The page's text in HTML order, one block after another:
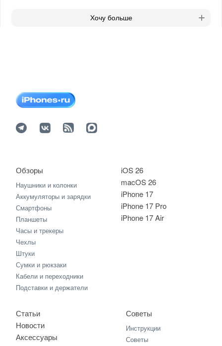
Хочу больше
iOS 26
macOS 26
iPhone 17
iPhone 17 Pro
iPhone 17 Air
Обзоры
Наушники и колонки
Аккумуляторы и зарядки
Смартфоны
Планшеты
Часы и трекеры
Чехлы
Штуки
Сумки и рюкзаки
Кабели и переходники
Подставки и держатели
Статьи
Новости
Аксессуары
Советы
Инструкции
Советы